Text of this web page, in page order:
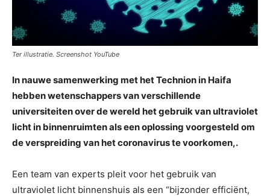
Ter illustratie. Screenshot YouTube
In nauwe samenwerking met het Technion in Haifa
hebben wetenschappers van verschillende
universiteiten over de wereld het gebruik van ultraviolet
licht in binnenruimten als een oplossing voorgesteld om
de verspreiding van het coronavirus te voorkomen,.
Een team van experts pleit voor het gebruik van
ultraviolet licht binnenshuis als een “bijzonder efficiënt,